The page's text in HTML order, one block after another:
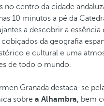
no centro da cidade
10 minutos a pé da
a descobrir a essência
da geografia
e cultural e uma
de todo o mundo.
Granada destaca-se
sobre a Alhambra, bem